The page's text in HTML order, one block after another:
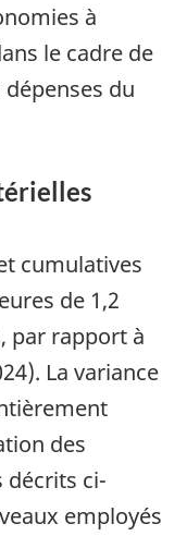
à
le cadre de
du
cumulatives
de 1,2
par rapport à
La variance
des
décrits ci-
employés